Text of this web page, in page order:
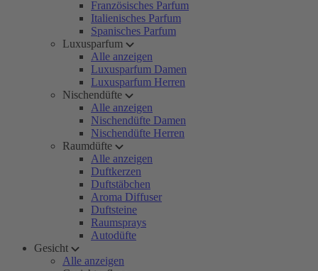
Französisches Parfum
Italienisches Parfum
Spanisches Parfum
Luxusparfum
Alle anzeigen
Luxusparfum Damen
Luxusparfum Herren
Nischendüfte
Alle anzeigen
Nischendüfte Damen
Nischendüfte Herren
Raumdüfte
Alle anzeigen
Duftkerzen
Duftstäbchen
Aroma Diffuser
Duftsteine
Raumsprays
Autodüfte
Gesicht
Alle anzeigen